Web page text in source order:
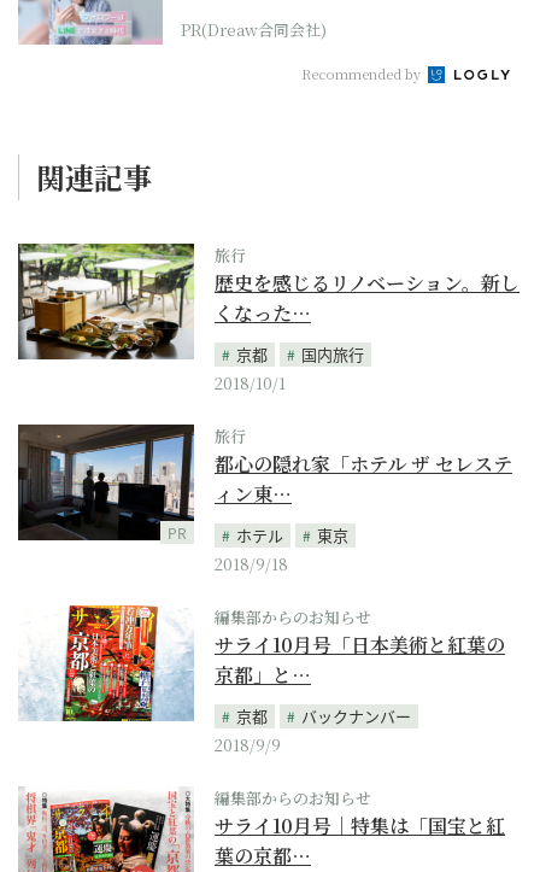
PR(Dreaw合同会社)
Recommended by
関連記事
旅行
歴史を感じるリノベーション。新し
くなった…
京都
国内旅行
2018/10/1
PR
旅行
都心の隠れ家「ホテル ザ セレステ
ィン東…
ホテル
東京
2018/9/18
編集部からのお知らせ
サライ10月号「日本美術と紅葉の
京都」と…
京都
バックナンバー
2018/9/9
編集部からのお知らせ
サライ10月号｜特集は「国宝と紅
葉の京都…